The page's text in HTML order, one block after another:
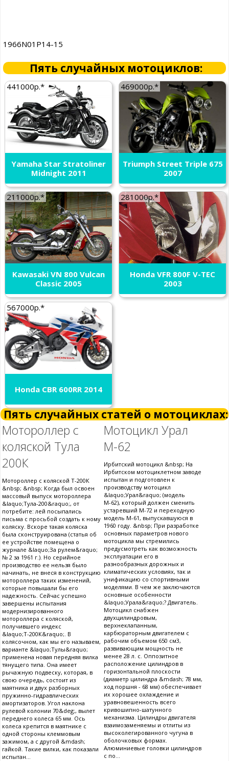
1966N01P14-15
Пять случайных мотоциклов:
441000р.*
Yamaha Star Stratoliner
Midnight 2011
469000р.*
Triumph Street Triple 675
2007
211000р.*
Kawasaki VN 800 Vulcan
Classic 2005
281000р.*
Honda VFR 800F V-TEC
2003
567000р.*
Honda CBR 600RR 2014
Пять случайных статей о мотоциклах:
Мотороллер с
коляской Тула
200К
Мотороллер с коляской Т-200К
&nbsp; &nbsp; Когда был освоен
массовый выпуск мотороллера
&laquo;Тула-200&raquo;, от
потребите: лей посыпались
письма с просьбой создать к ному
коляску. Вскоре такая коляска
была сконструирована (статья об
ее устройстве помещена о
журнале &laquo;За рулем&raquo;
№ 2 за 1961 г.). Но серийное
производство ее нельзя было
начинать, не внеся в конструкцию
мотороллера таких изменений,
которые повышали бы его
надежность. Сейчас успешно
завершены испытания
модернизированного
мотороллера с коляской,
получившего индекс
&laquo;Т-200К&raquo;. В
колясочном, как мы его называем,
варианте &laquo;Тулы&raquo;
применена новая передняя вилка
тянущего типа. Она имеет
рычажную подвеску, которая, в
свою очередь, состоит из
маятника и двух разборных
пружинно-гидравлических
амортизаторов. Угол наклона
рулевой колонии 70&deg;, вылет
переднего колеса 65 мм. Ось
колеса крепится в маятнике с
одной стороны клеммовым
зажимом, а с другой &mdash;
гайкой. Такие вилки, как показали
испытан...
Мотоцикл Урал
М-62
Ирбитский мотоцикл &nbsp; На
Ирбитском мотоциклетном заводе
испытан и подготовлен к
производству мотоцикл
&laquo;Урал&raquo; (модель
М-62), который должен сменить
устаревший М-72 и переходную
модель М-61, выпускавшуюся в
1960 году. &nbsp; При разработке
основных параметров нового
мотоцикла мы стремились
предусмотреть как возможность
эксплуатации его в
разнообразных дорожных и
климатических условиях, так и
унификацию со спортивными
моделями. В чем же заключаются
основные особенности
&laquo;Урала&raquo;? Двигатель.
Мотоцикл снабжен
двухцилиндровым,
верхнеклапанным,
карбюраторным двигателем с
рабочим объемом 650 см3,
развивающим мощность не
менее 28 л. с. Оппозитное
расположение цилиндров в
горизонтальной плоскости
(диаметр цилиндра &mdash; 78 мм,
ход поршня - 68 мм) обеспечивает
их хорошее охлаждение и
уравновешенность всего
кривошипно-шатунного
механизма. Цилиндры двигателя
взаимозаменяемы и отлиты из
высоколегированного чугуна в
оболочковых формах.
Алюминиевые головки цилиндров
с по...